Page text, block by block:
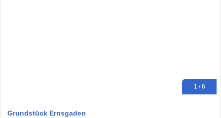
1 / 6
Grundstück Ernsgaden